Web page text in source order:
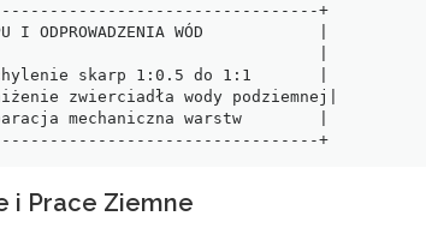
+
I ODPROWADZENIA WÓD            |
skarp 1:0.5 do 1:1       |
zwierciadła wody podziemnej|
mechaniczna warstw        |
+---------------------------------------------------------------+
i Prace Ziemne